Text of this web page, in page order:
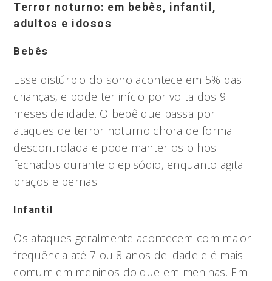
Terror noturno: em bebês, infantil,
adultos e idosos
Bebês
Esse distúrbio do sono acontece em 5% das
crianças, e pode ter início por volta dos 9
meses de idade. O bebê que passa por
ataques de terror noturno chora de forma
descontrolada e pode manter os olhos
fechados durante o episódio, enquanto agita
braços e pernas.
Infantil
Os ataques geralmente acontecem com maior
frequência até 7 ou 8 anos de idade e é mais
comum em meninos do que em meninas. Em